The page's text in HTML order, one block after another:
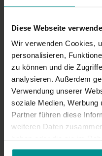
Diese Webseite
Wir verwenden Cookies,
personalisieren,
zu können und die
analysieren. Außerdem
Verwendung unserer
soziale Medien, Werbung
Partner führen diese
weiteren Daten
gesammelt haben.